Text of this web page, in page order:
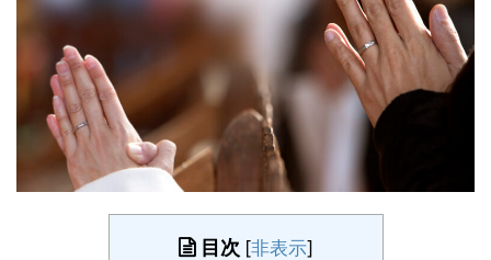
目次 [非表示]